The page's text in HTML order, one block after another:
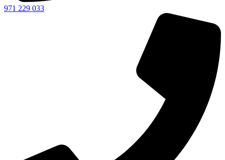
971 229 033